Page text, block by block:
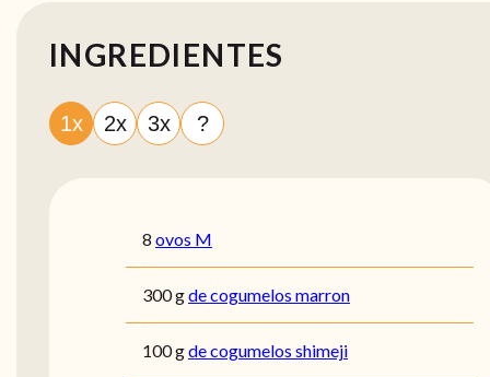
INGREDIENTES
1x 2x 3x ?
8 ovos M
300gde cogumelos marron
100gde cogumelos shimeji